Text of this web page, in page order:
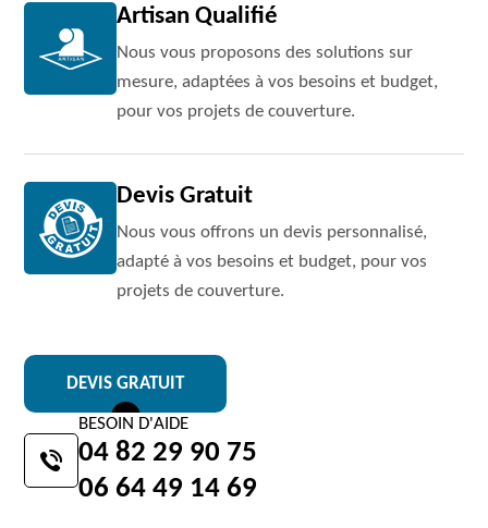
Artisan Qualifié
Nous vous proposons des solutions sur
mesure, adaptées à vos besoins et budget,
pour vos projets de couverture.
Devis Gratuit
Nous vous offrons un devis personnalisé,
adapté à vos besoins et budget, pour vos
projets de couverture.
DEVIS GRATUIT
BESOIN D'AIDE
04 82 29 90 75
06 64 49 14 69